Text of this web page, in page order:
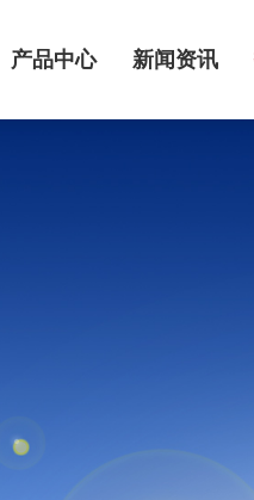
产品中心 新闻资讯